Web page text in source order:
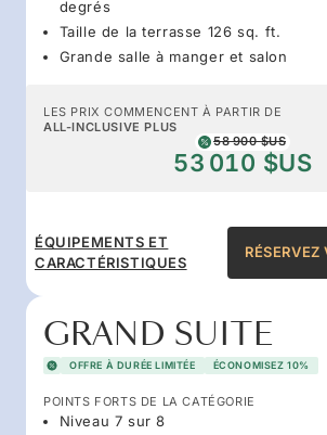
degrés
Taille de la terrasse 126 sq. ft.
Grande salle à manger et salon
LES PRIX COMMENCENT À PARTIR DE
ALL-INCLUSIVE PLUS
58 900 $US
53 010 $US
ÉQUIPEMENTS ET
CARACTÉRISTIQUES
GRAND SUITE
OFFRE À DURÉE LIMITÉE ÉCONOMISEZ 10%
POINTS FORTS DE LA CATÉGORIE
Niveau 7 sur 8